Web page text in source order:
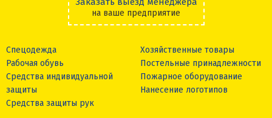
на ваше предприятие
Спецодежда
Рабочая обувь
Средства индивидуальной
защиты
Средства защиты рук
Хозяйственные товары
Постельные принадлежности
Пожарное оборудование
Нанесение логотипов